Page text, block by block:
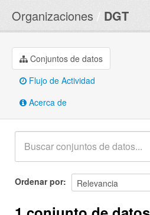
Organizaciones DGT
Conjuntos de datos
Flujo de Actividad
Acerca de
Ordenar por